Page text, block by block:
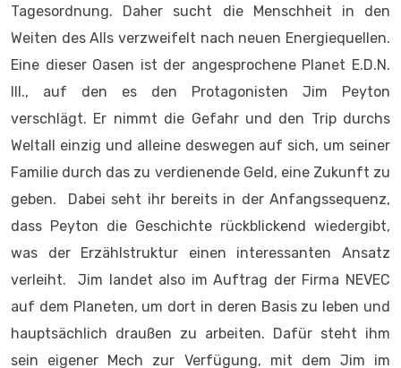
Tagesordnung. Daher sucht die Menschheit in den
Weiten des Alls verzweifelt nach neuen Energiequellen.
Eine dieser Oasen ist der angesprochene Planet E.D.N.
III., auf den es den Protagonisten Jim Peyton
verschlägt. Er nimmt die Gefahr und den Trip durchs
Weltall einzig und alleine deswegen auf sich, um seiner
Familie durch das zu verdienende Geld, eine Zukunft zu
geben. Dabei seht ihr bereits in der Anfangssequenz,
dass Peyton die Geschichte rückblickend wiedergibt,
was der Erzählstruktur einen interessanten Ansatz
verleiht. Jim landet also im Auftrag der Firma NEVEC
auf dem Planeten, um dort in deren Basis zu leben und
hauptsächlich draußen zu arbeiten. Dafür steht ihm
sein eigener Mech zur Verfügung, mit dem Jim im